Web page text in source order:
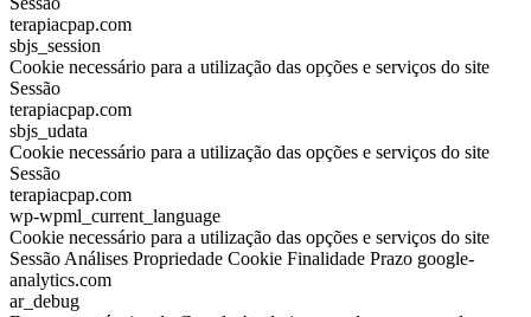
terapiacpap.com
sbjs_session
Cookie necessário para a utilização das opções e serviços do site
Sessão
terapiacpap.com
sbjs_udata
Cookie necessário para a utilização das opções e serviços do site
Sessão
terapiacpap.com
wp-wpml_current_language
Cookie necessário para a utilização das opções e serviços do site
Sessão Análises Propriedade Cookie Finalidade Prazo google-
analytics.com
ar_debug